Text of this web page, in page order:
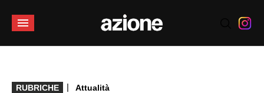
RUBRICHE | Attualità